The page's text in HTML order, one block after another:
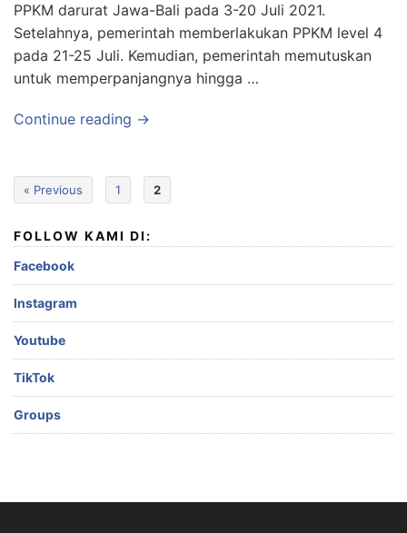
PPKM darurat Jawa-Bali pada 3-20 Juli 2021.
Setelahnya, pemerintah memberlakukan PPKM level 4
pada 21-25 Juli. Kemudian, pemerintah memutuskan
untuk memperpanjangnya hingga …
Continue reading →
« Previous 1 2
FOLLOW KAMI DI:
Facebook
Instagram
Youtube
TikTok
Groups